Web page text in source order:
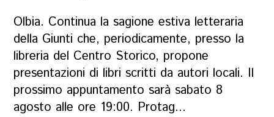
Olbia. Continua la sagione estiva letteraria
della Giunti che, periodicamente, presso la
libreria del Centro Storico, propone
presentazioni di libri scritti da autori locali. Il
prossimo appuntamento sarà sabato 8
agosto alle ore 19:00. Protag...